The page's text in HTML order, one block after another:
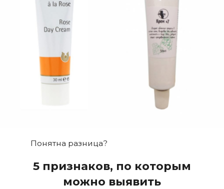
Понятна разница?
5 признаков, по которым
можно выявить